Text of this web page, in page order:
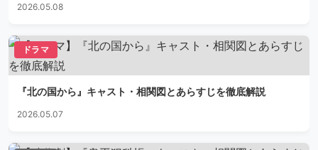
2026.05.08
ドラマ
『北の国から』キャスト・相関図とあらすじを徹底解説
2026.05.07